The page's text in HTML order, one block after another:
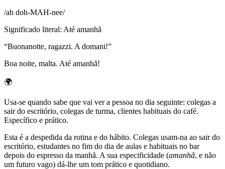
/ah doh-MAH-nee/
Significado literal: Até amanhã
“Buonanotte, ragazzi. A domani!”
Boa noite, malta. Até amanhã!
🌍
Usa-se quando sabe que vai ver a pessoa no dia seguinte: colegas a
sair do escritório, colegas de turma, clientes habituais do café.
Específico e prático.
Esta é a despedida da rotina e do hábito. Colegas usam-na ao sair do
escritório, estudantes no fim do dia de aulas e habituais no bar
depois do espresso da manhã. A sua especificidade (amanhã, e não
um futuro vago) dá-lhe um tom prático e quotidiano.